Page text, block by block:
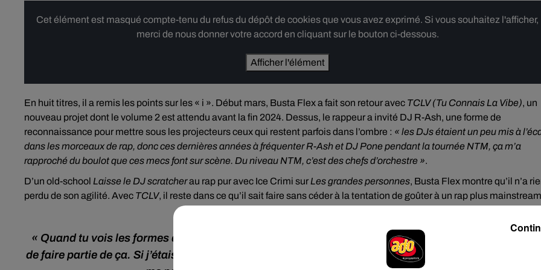
Cet élément est masqué compte-tenu du refus du dépôt de cookies que vous avez exprimé. Si vous souhaitez l'afficher,
merci de nous donner votre accord en cliquant sur le bouton ci-dessous.
Afficher l'élément
En huit titres, il a remis les points sur les « i ». Début mars, Busta Flex a fait son retour avec TCLV (Tu Connais La Vibe), un
nouveau projet dont le volume 2 est attendu avant la fin 2024. Dessus, le rappeur a invité DJ R-Ash, une forme de
reconnaissance pour mettre sous les projecteurs ceux qui restent parfois dans l’ombre : « les DJs étaient un peu mis à
dans les morceaux de rap, donc ces dernières années à fréquenter R-Ash et DJ Pone pendant la tournée NTM, ça m’a
rapproché du boulot que ces mecs font sur scène. Du niveau NTM, c’est des chefs d’orchestre ».
D’un old-school Laisse le DJ scratcherau rap pur avec Ice Crimi sur Les grandes personnes, Busta Flex montre qu’il n’a
perdu de son agilité. Avec TCLV, il reste dans ce qu’il sait faire sans céder à la tentation de goûter à un rap plus
« Quand tu vois les formes que le Hip-Hop a prises et comment ça s’est démocratisé, je suis content
de faire partie de ça. Si j’étais rentré dans les tendances (trap, afrotrap, afrobeat…), j’aurais risqué